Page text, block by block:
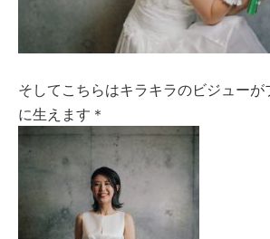
そしてこちらはキラキラのビジューが
に生えます＊